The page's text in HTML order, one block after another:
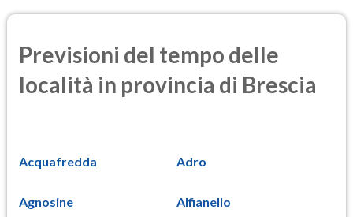
Previsioni del tempo delle
località in provincia di Brescia
Acquafredda Adro
Agnosine Alfianello